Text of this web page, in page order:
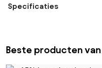
Specificaties
Beste producten van